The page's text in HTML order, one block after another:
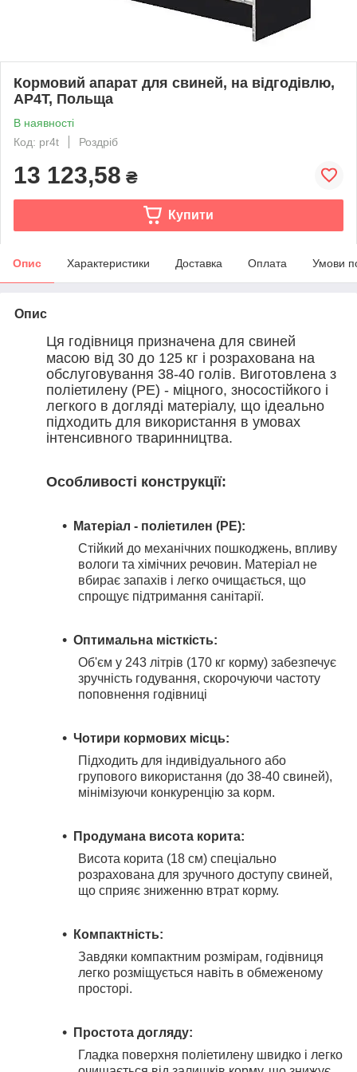
Кормовий апарат для свиней, на відгодівлю,
AP4T, Польща
В наявності
Код: pr4t
Роздріб
13 123,58 ₴
Купити
Опис Характеристики Доставка Оплата Умови
Опис
Ця годівниця призначена для свиней
масою від 30 до 125 кг і розрахована на
обслуговування 38-40 голів. Виготовлена з
поліетилену (PE) - міцного, зносостійкого і
легкого в догляді матеріалу, що ідеально
підходить для використання в умовах
інтенсивного тваринництва.
Особливості конструкції:
Матеріал - поліетилен (PE):
Стійкий до механічних пошкоджень, впливу
вологи та хімічних речовин. Матеріал не
вбирає запахів і легко очищається, що
спрощує підтримання санітарії.
Оптимальна місткість:
Об'єм у 243 літрів (170 кг корму) забезпечує
зручність годування, скорочуючи частоту
поповнення годівниці
Чотири кормових місць:
Підходить для індивідуального або
групового використання (до 38-40 свиней),
мінімізуючи конкуренцію за корм.
Продумана висота корита:
Висота корита (18 см) спеціально
розрахована для зручного доступу свиней,
що сприяє зниженню втрат корму.
Компактність:
Завдяки компактним розмірам, годівниця
легко розміщується навіть в обмеженому
просторі.
Простота догляду:
Гладка поверхня поліетилену швидко і легко